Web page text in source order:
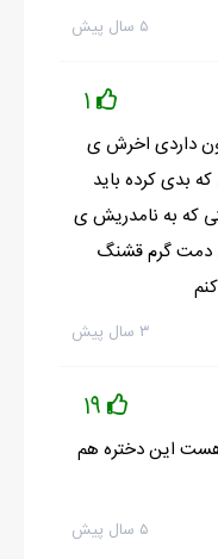
شدم، تا وقتی که
با هم گه‌گاهی روبه‌رو
خونه مادر بزرگم هستش...
گردنم هم مثل زرافه دراز
به من بگی خونه‌ات یه
هم می‌دادی یک‌دفعه و
بود که کلمه‌ای برای
مشکی پوشیده بود؛
هم به یک طرف حالت
۵ سال پیش
1
داردی اخرش ی
بدی کرده باید
که به نامدریش ی
دمت گرم قشنگ
۳ سال پیش
19
این دختره هم
۵ سال پیش